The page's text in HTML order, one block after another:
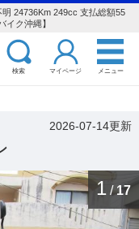
24736Km 249cc 支払総額55
イク沖縄】
検索 マイページ メニュー
2026-07-14更新
1 / 17